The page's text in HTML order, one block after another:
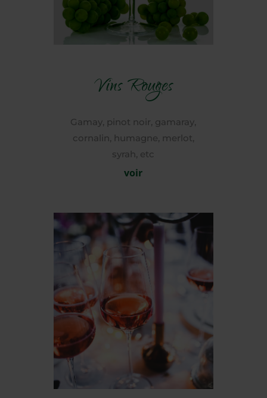
Vins Rouges
Gamay, pinot noir, gamaray,
cornalin, humagne, merlot,
syrah, etc
voir